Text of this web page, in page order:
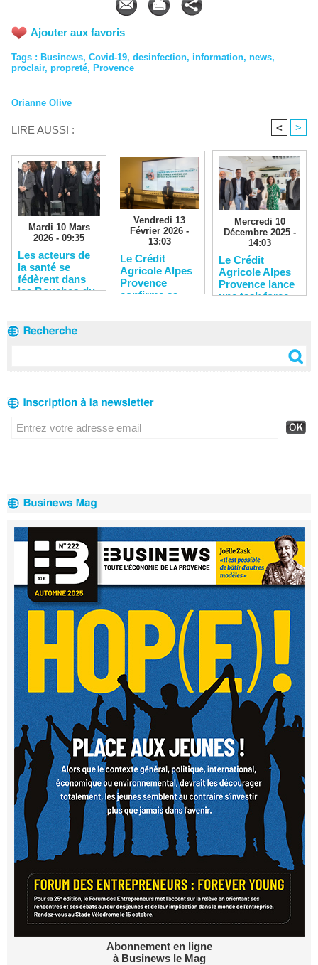
Ajouter aux favoris
Tags : Businews, Covid-19, desinfection, information, news,
proclair, propreté, Provence
Orianne Olive
LIRE AUSSI : < >
Mardi 10 Mars
2026 - 09:35
Les acteurs de
la santé se
fédèrent dans
les Bouches-du-
Vendredi 13
Février 2026 -
13:03
Le Crédit
Agricole Alpes
Provence
confirme sa
Mercredi 10
Décembre 2025 -
14:03
Le Crédit
Agricole Alpes
Provence lance
une task force
Abonnement en ligne
à Businews le Mag